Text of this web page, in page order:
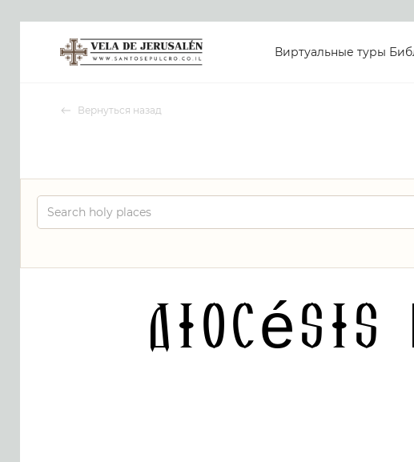
Виртуальные туры
Вернуться назад
Diocésis